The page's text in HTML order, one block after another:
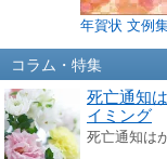
年賀状 文例
コラム・特集
死亡通知
イミング
死亡通知は